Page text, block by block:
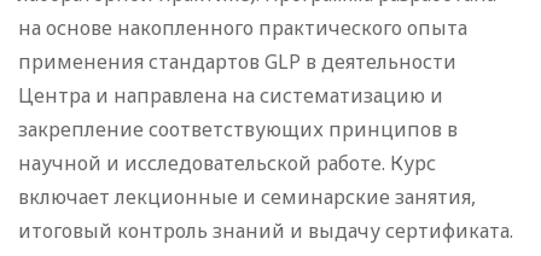
на основе накопленного практического опыта
применения стандартов GLP в деятельности
Центра и направлена на систематизацию и
закрепление соответствующих принципов в
научной и исследовательской работе. Курс
включает лекционные и семинарские занятия,
итоговый контроль знаний и выдачу сертификата.